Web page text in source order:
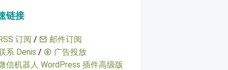
链接
订阅 /
邮件订阅
系 Denis /
广告投放
信机器人 WordPress 插件高级版